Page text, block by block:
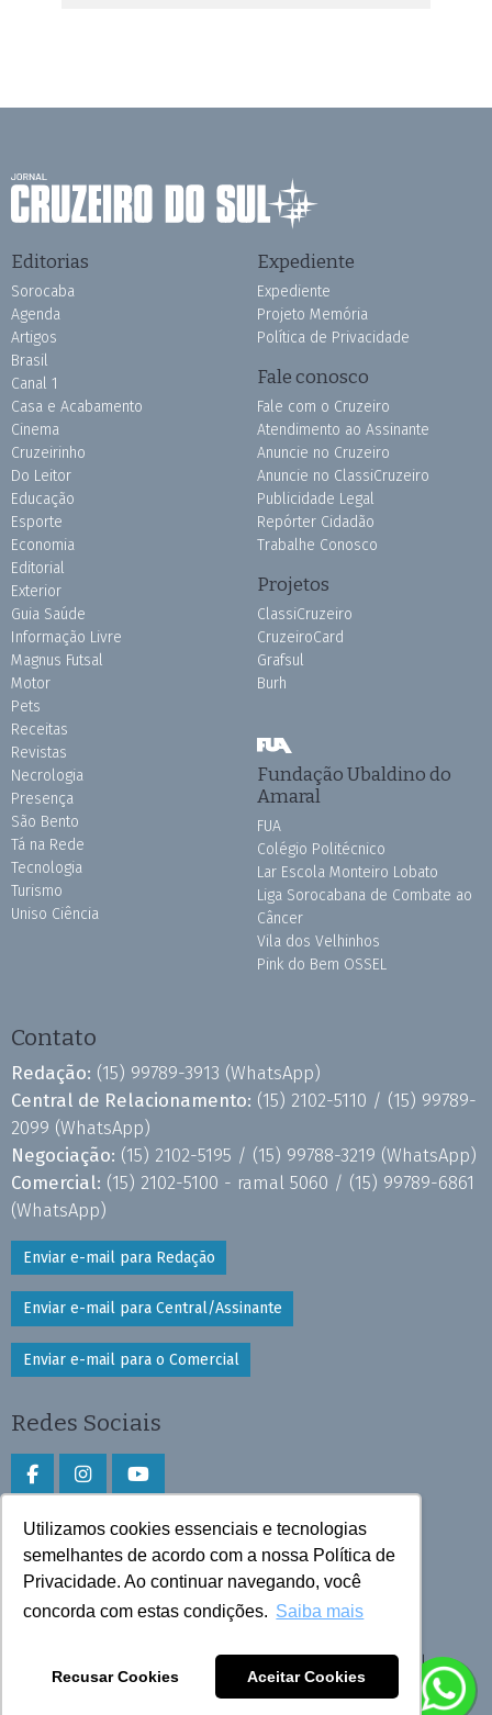
Utilizamos cookies essenciais e tecnologias
semelhantes de acordo com a nossa Política de
Privacidade. Ao continuar navegando, você
concorda com estas condições. Saiba mais
Recusar Cookies Aceitar Cookies
Editorias
Sorocaba
Agenda
Artigos
Brasil
Canal 1
Casa e Acabamento
Cinema
Cruzeirinho
Do Leitor
Educação
Esporte
Economia
Editorial
Exterior
Guia Saúde
Informação Livre
Magnus Futsal
Motor
Pets
Receitas
Revistas
Necrologia
Presença
São Bento
Tá na Rede
Tecnologia
Turismo
Uniso Ciência
Expediente
Expediente
Projeto Memória
Política de Privacidade
Fale conosco
Fale com o Cruzeiro
Atendimento ao Assinante
Anuncie no Cruzeiro
Anuncie no ClassiCruzeiro
Publicidade Legal
Repórter Cidadão
Trabalhe Conosco
Projetos
ClassiCruzeiro
CruzeiroCard
Grafsul
Burh
Fundação Ubaldino do
Amaral
FUA
Colégio Politécnico
Lar Escola Monteiro Lobato
Liga Sorocabana de Combate ao
Câncer
Vila dos Velhinhos
Pink do Bem OSSEL
Contato
Redação: (15) 99789-3913 (WhatsApp)
Central de Relacionamento: (15) 2102-5110 / (15) 99789-
2099 (WhatsApp)
Negociação: (15) 2102-5195 / (15) 99788-3219 (WhatsApp)
Comercial: (15) 2102-5100 - ramal 5060 / (15) 99789-6861
(WhatsApp)
Enviar e-mail para Redação
Enviar e-mail para Central/Assinante
Enviar e-mail para o Comercial
Redes Sociais
Faça download do aplicativo
Play Store e App Store
Todos os direitos reservados © 2026 Cruzeiro do Sul